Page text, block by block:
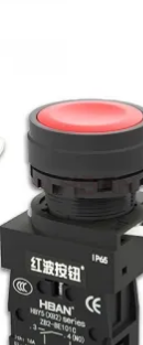
Accesorios de botón